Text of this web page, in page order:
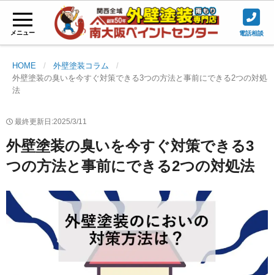
メニュー 電話相談
HOME
外壁塗装コラム
外壁塗装の臭いを今すぐ対策できる3つの方法と事前にできる2つの対処
法
最終更新日:2025/3/11
外壁塗装の臭いを今すぐ対策できる3
つの方法と事前にできる2つの対処法